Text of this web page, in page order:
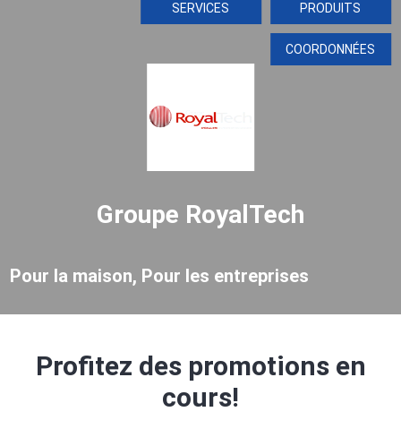
Groupe RoyalTech
Pour la maison, Pour les entreprises
PRODUITS
SERVICES
COORDONNÉES
Profitez des promotions en
cours!